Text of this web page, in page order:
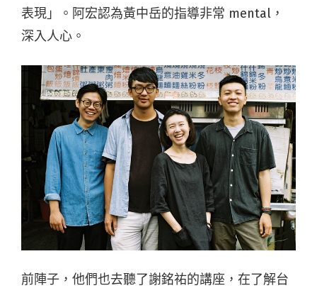
表現」。阿宏認為黃中岳的指導非常 mental，
深入人心。
前陣子，他們也去聽了謝銘祐的講座，在了解台